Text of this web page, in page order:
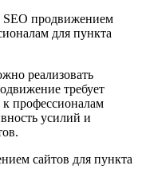
SEO продвижением
для пункта
реализовать
требует
профессионалам
усилий и
сайтов для пункта